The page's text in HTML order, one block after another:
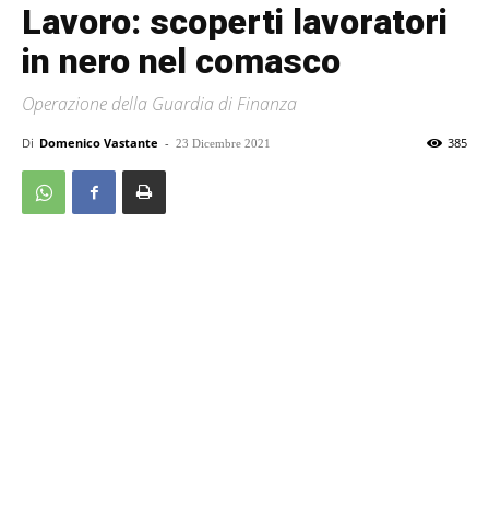
Lavoro: scoperti lavoratori
in nero nel comasco
Operazione della Guardia di Finanza
Di Domenico Vastante - 23 Dicembre 2021 385